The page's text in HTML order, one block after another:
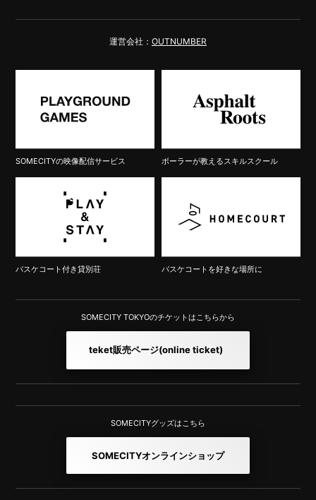
運営会社： OUTNUMBER
SOMECITYの映像配信サービス ボーラーが教えるスキルスクール
バスケコート付き貸別荘 バスケコートを好きな場所に
SOMECITY TOKYOのチケットはこちらから
teket販売ページ(online ticket)
SOMECITYグッズはこちら
SOMECITYオンラインショップ